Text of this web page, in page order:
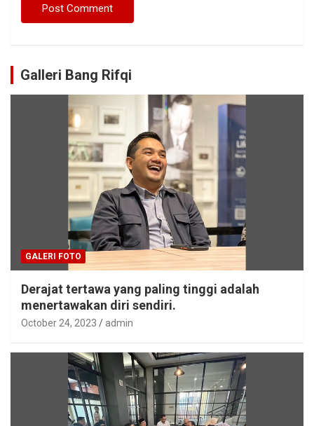
Galleri Bang Rifqi
GALERI FOTO
Derajat tertawa yang paling tinggi adalah
menertawakan diri sendiri.
October 24, 2023 admin